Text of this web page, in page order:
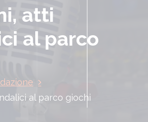
atti
al parco
al parco giochi